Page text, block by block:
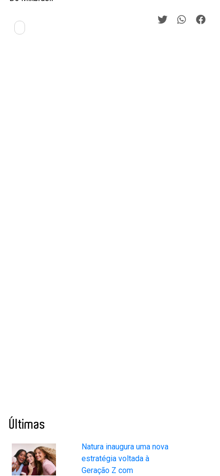
Últimas
Natura inaugura uma nova
estratégia voltada à
Geração Z com